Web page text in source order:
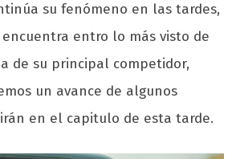
su fenómeno en las tardes,
entro lo más visto de
de su principal competidor,
un avance de algunos
en el capitulo de esta tarde.